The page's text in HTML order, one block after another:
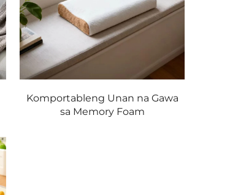
Komportableng Unan na Gawa
sa Memory Foam